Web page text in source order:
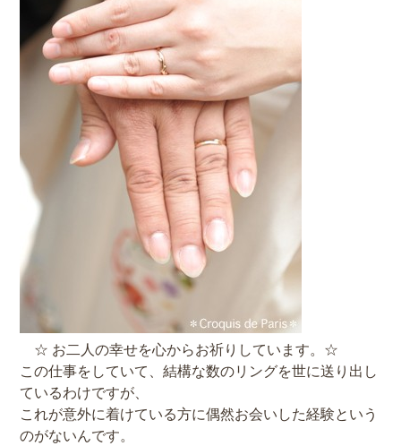
☆ お二人の幸せを心からお祈りしています。☆
この仕事をしていて、結構な数のリングを世に送り出し
ているわけですが、
これが意外に着けている方に偶然お会いした経験という
のがないんです。